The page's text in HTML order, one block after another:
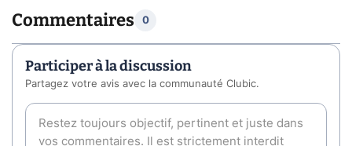
Commentaires 0
Participer à la discussion
Partagez votre avis avec la communauté Clubic.